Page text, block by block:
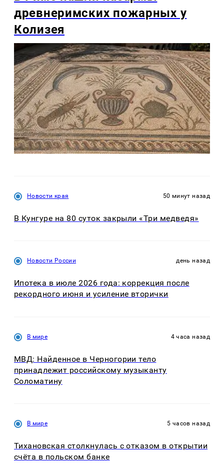
древнеримских пожарных у
Колизея
Новости края 50 минут назад
В Кунгуре на 80 суток закрыли «Три медведя»
Новости России день назад
Ипотека в июле 2026 года: коррекция после
рекордного июня и усиление вторички
В мире 4 часа назад
МВД: Найденное в Черногории тело
принадлежит российскому музыканту
Соломатину
В мире 5 часов назад
Тихановская столкнулась с отказом в открытии
счёта в польском банке